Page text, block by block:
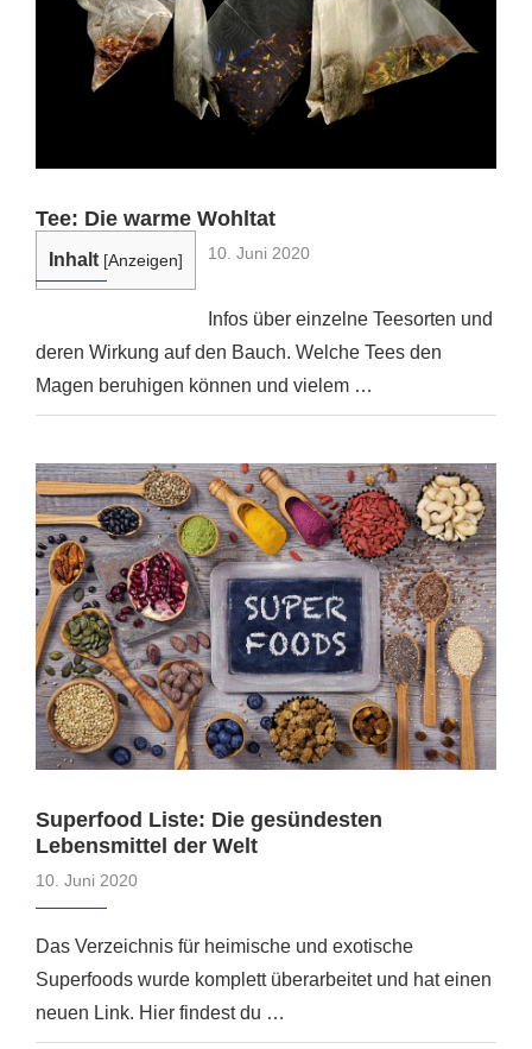
Tee: Die warme Wohltat
Inhalt [Anzeigen] 10. Juni 2020
Infos über einzelne Teesorten und
deren Wirkung auf den Bauch. Welche Tees den
Magen beruhigen können und vielem …
Superfood Liste: Die gesündesten
Lebensmittel der Welt
10. Juni 2020
Das Verzeichnis für heimische und exotische
Superfoods wurde komplett überarbeitet und hat einen
neuen Link. Hier findest du …